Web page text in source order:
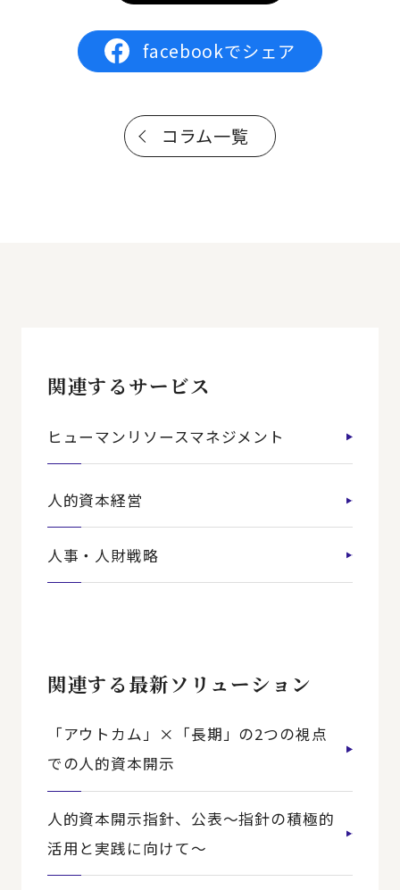
facebookでシェア
コラム一覧
関連するサービス
ヒューマンリソースマネジメント
人的資本経営
人事・人財戦略
関連する最新ソリューション
「アウトカム」×「長期」の2つの視点
での人的資本開示
人的資本開示指針、公表～指針の積極的
活用と実践に向けて～